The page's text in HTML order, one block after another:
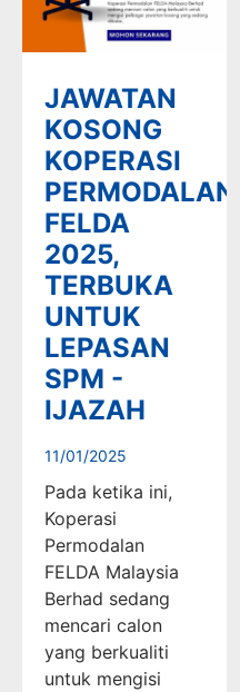
JAWATAN
KOSONG
KOPERASI
PERMODALAN
FELDA
2025,
TERBUKA
UNTUK
LEPASAN
SPM -
IJAZAH
11/01/2025
Pada ketika ini,
Koperasi
Permodalan
FELDA Malaysia
Berhad sedang
mencari calon
yang berkualiti
untuk mengisi